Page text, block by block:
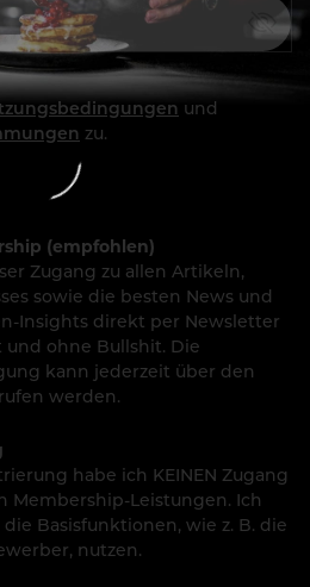
und
zu.
(empfohlen)
Zugang zu allen Artikeln,
sowie die besten News und
Insights direkt per Newsletter
und ohne Bullshit. Die
kann jederzeit über den
werden.
habe ich KEINEN Zugang
Membership-Leistungen. Ich
Basisfunktionen, wie z. B. die
nutzen.